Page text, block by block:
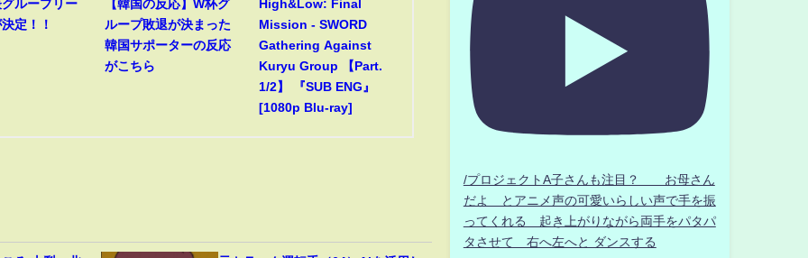
ループリー
定！！
【韓国の反応】W杯グ
ループ敗退が決まった
韓国サポーターの反応
がこちら
High&Low: Final
Mission - SWORD
Gathering Against
Kuryu Group 【Part.
1/2】 『SUB ENG』
[1080p Blu-ray]
/プロジェクトA子さんも注目？ お母さん
だよ とアニメ声の可愛いらしい声で手を振
ってくれる 起き上がりながら両手をパタパ
タさせて 右へ左へと ダンスする